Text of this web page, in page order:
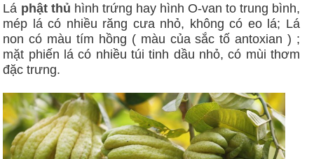
Lá phật thủ hình trứng hay hình O-van to trung bình,
mép lá có nhiều răng cưa nhỏ, không có eo lá; Lá
non có màu tím hồng ( màu của sắc tố antoxian ) ;
mặt phiến lá có nhiều túi tinh dầu nhỏ, có mùi thơm
đặc trưng.